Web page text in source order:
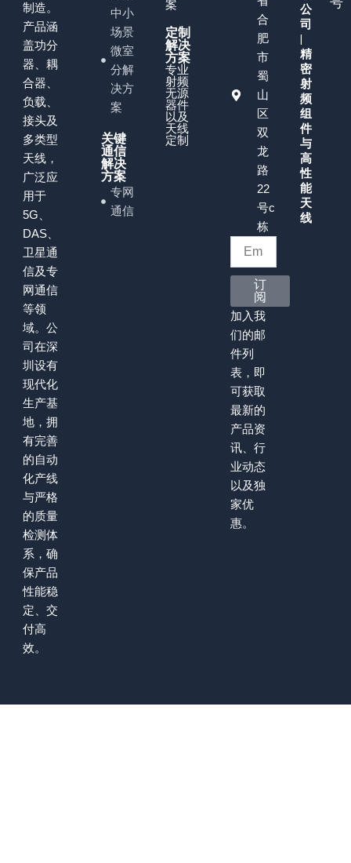
制造。
产品涵
盖功分
器、耦
合器、
负载、
接头及
多类型
天线，
广泛应
用于
5G、
DAS、
卫星通
信及专
网通信
等领
域。公
司在深
圳设有
现代化
生产基
地，拥
有完善
的自动
化产线
与严格
的质量
检测体
系，确
保产品
性能稳
定、交
付高
效。
中小
场景
微室
分解
决方
案
关键
通信
解决
方案
专网
通信
案
定制
解决
方案
专业
射频
无源
器件
以及
天线
定制
合
肥
市
蜀
山
区
双
龙
路
22
号c
栋
订
阅
加入我
们的邮
件列
表，即
可获取
最新的
产品资
讯、行
业动态
以及独
家优
惠。
公
司
精
密
射
频
组
件
与
高
性
能
天
线
号